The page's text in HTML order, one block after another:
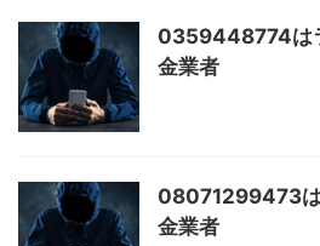
0359448774は
金業者
08071299473は
金業者